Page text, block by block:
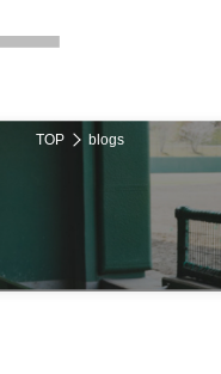
TOP blogs